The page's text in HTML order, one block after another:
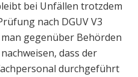
bei Unfällen trotzdem
nach DGUV V3
gegenüber Behörden
dass der
durchgeführt